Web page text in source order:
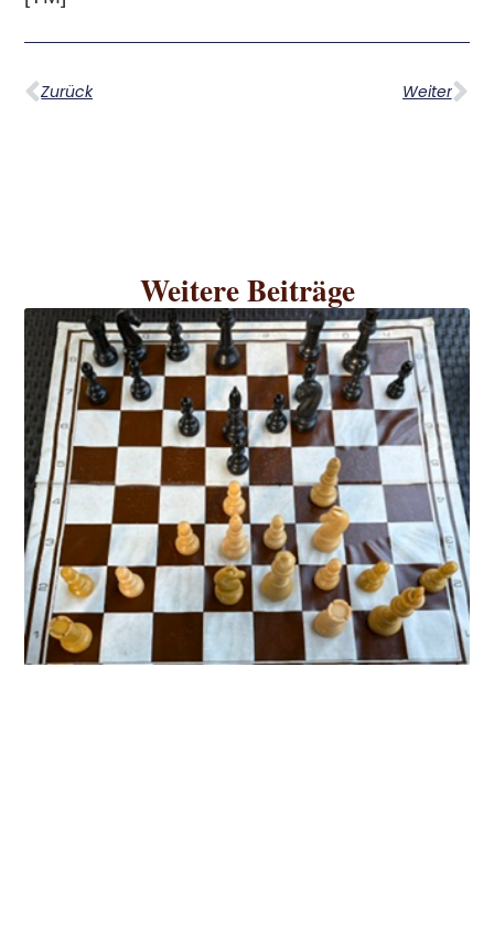
Zurück Weiter
Weitere Beiträge